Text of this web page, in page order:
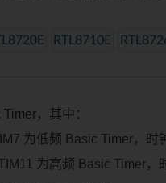
RTL8710E
，其中：
为低频 Basic Timer，时
为高频 Basic Timer，